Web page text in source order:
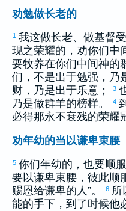
劝勉做长老的
1 我这做长老、做基督
现之荣耀的，劝你们中
要牧养在你们中间神的
们，不是出于勉强，乃
财，乃是出于乐意；
3
乃是做群羊的榜样。
4
必得那永不衰残的荣耀
劝年幼的当以谦卑束腰
5 你们年幼的，也要顺
要以谦卑束腰，彼此顺
赐恩给谦卑的人”。
6 所
能的手下，到了时候他